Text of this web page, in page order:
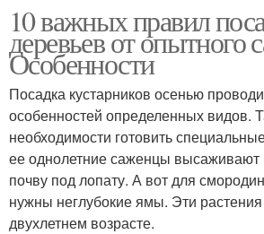
10 важных правил
деревьев от опытного
Особенности
Посадка кустарников осенью
особенностей определенных видов.
необходимости готовить
ее однолетние саженцы высаживают
почву под лопату. А вот для
нужны неглубокие ямы. Эти
двухлетнем возрасте.